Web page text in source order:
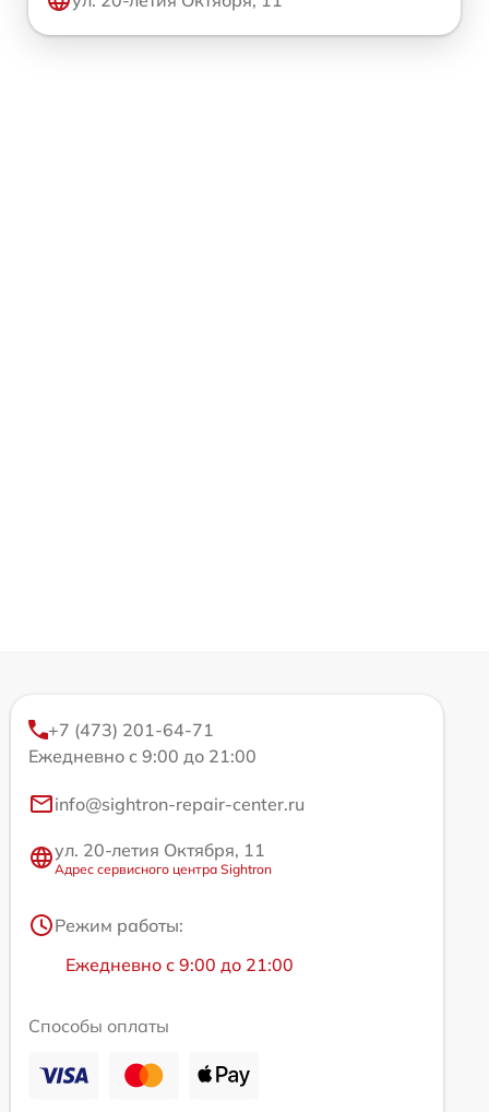
+7 (473) 201-64-71
Ежедневно с 9:00 до 21:00
info@sightron-repair-center.ru
ул. 20-летия Октября, 11
Адрес сервисного центра Sightron
Режим работы:
Ежедневно с 9:00 до 21:00
Способы оплаты